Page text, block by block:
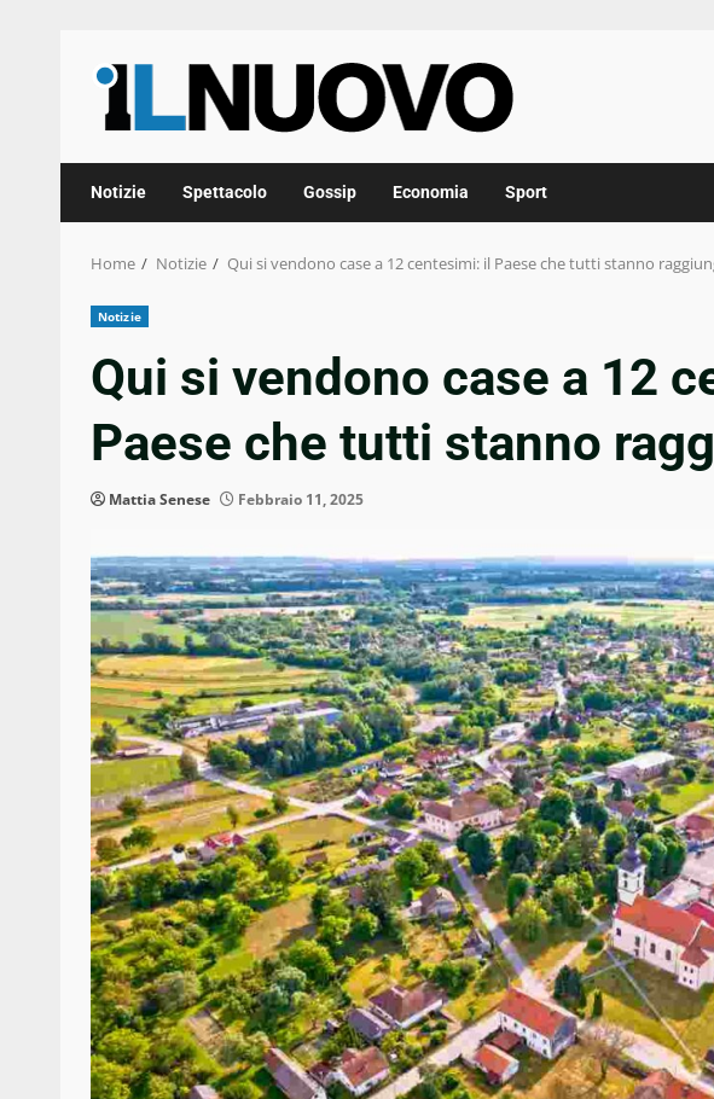
Notizie Spettacolo Gossip Economia Sport
Home Notizie Qui si vendono case a 12 centesimi: il Paese che tutti stanno
Notizie
Qui si vendono case a 12
Paese che tutti stanno
Mattia Senese Febbraio 11, 2025